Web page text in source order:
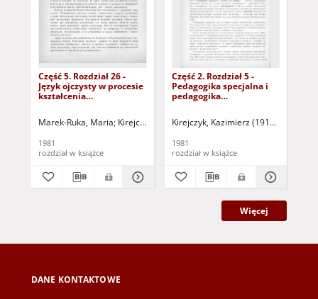
Część 5. Rozdział 26 -
Język ojczysty w procesie
kształcenia
dostępny po zalogowaniu
dysfunkcją wzroku)
Marek-Ruka, Maria Kirejczyk, Kazimierz (1910-1986) - red.
1981
rozdział w książce
Część 2. Rozdział 5 -
Pedagogika specjalna i
pedagogika
(dokument dostępny po
osób z dysfunkcją
wzroku)
Kirejczyk, Kazimierz (1910-1986)
1981
rozdział w książce
Więcej
DANE KONTAKTOWE